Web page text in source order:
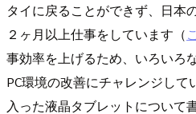
タイに戻ることができず、日本
２ヶ月以上仕事をしています（
事効率を上げるため、いろいろ
PC環境の改善にチャレンジして
入った液晶タブレットについて